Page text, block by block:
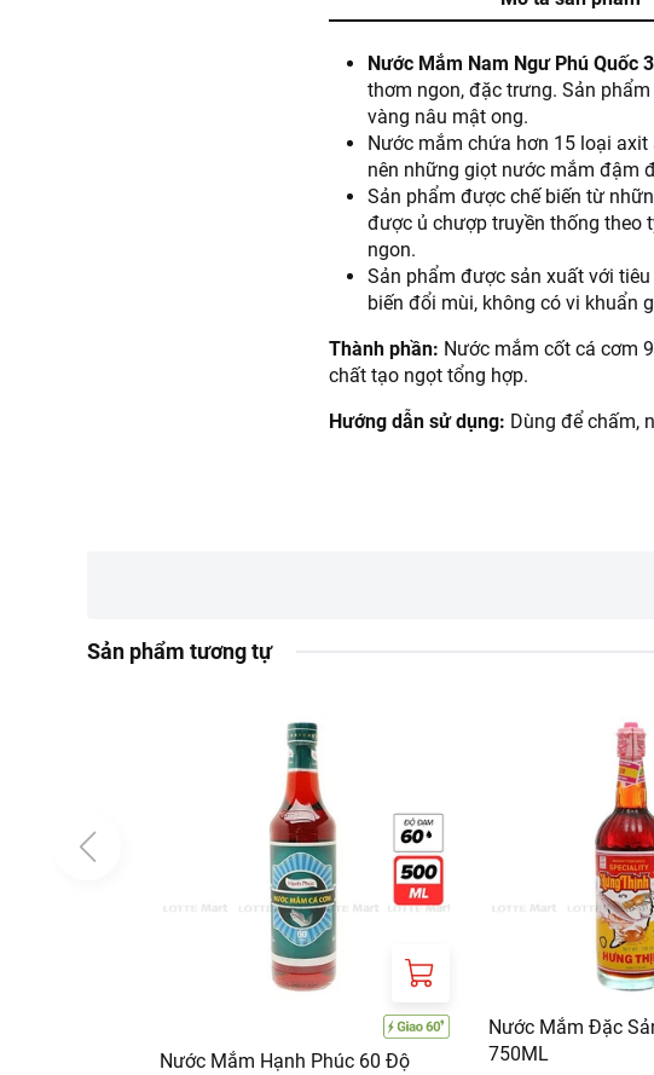
Nước Mắm Nam Ngư Phú Quốc
thơm ngon, đặc trưng. Sản
vàng nâu mật ong.
Nước mắm chứa hơn 15 loại
nên những giọt nước mắm đậm
Sản phẩm được chế biến từ
được ủ chượp truyền thống theo
ngon.
Sản phẩm được sản xuất với
biến đổi mùi, không có vi khuẩn
Thành phần: Nước mắm cốt cá cơm
chất tạo ngọt tổng hợp.
Hướng dẫn sử dụng: Dùng để chấm,
https://
Sản phẩm tương tự
Nước Mắm Hạnh Phúc 60 Độ
Nước Mắm Đặc
750ML